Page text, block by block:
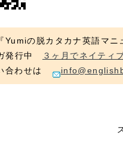
Yumiの脱カタカナ英語マ
発行中
３ヶ月でネイティ
合わせは